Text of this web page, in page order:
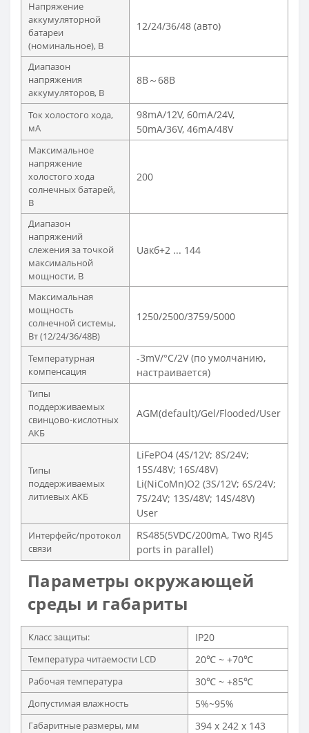
Напряжение
аккумуляторной
батареи
(номинальное), В
12/24/36/48 (авто)
Диапазон
напряжения
аккумуляторов, В
8В～68В
Ток холостого хода,
мА
98mA/12V, 60mA/24V,
50mA/36V, 46mA/48V
Максимальное
напряжение
холостого хода
солнечных батарей,
В
200
Диапазон
напряжений
слежения за точкой
максимальной
мощности, В
Uакб+2 ... 144
Максимальная
мощность
солнечной системы,
Вт (12/24/36/48В)
1250/2500/3759/5000
Температурная
компенсация
-3mV/°C/2V (по умолчанию,
настраивается)
Типы
поддерживаемых
свинцово-кислотных
АКБ
AGM(default)/Gel/Flooded/User
Типы
поддерживаемых
литиевых АКБ
LiFePO4 (4S/12V; 8S/24V;
15S/48V; 16S/48V)
Li(NiCoMn)O2 (3S/12V; 6S/24V;
7S/24V; 13S/48V; 14S/48V)
User
Интерфейс/протокол
связи
RS485(5VDC/200mA, Two RJ45
ports in parallel)
Параметры окружающей
среды и габариты
Класс защиты: IP20
Температура читаемости LCD 20℃ ~ +70℃
Рабочая температура 30℃ ~ +85℃
Допустимая влажность 5%~95%
Габаритные размеры, мм 394 х 242 х 143